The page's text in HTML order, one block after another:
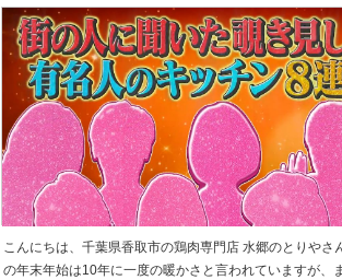
こんにちは、千葉県香取市の鶏肉専門店 水郷のとりや
の年末年始は10年に一度の暖かさと言われていますが